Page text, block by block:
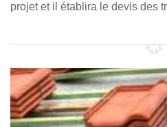
projet et il établira le devis des